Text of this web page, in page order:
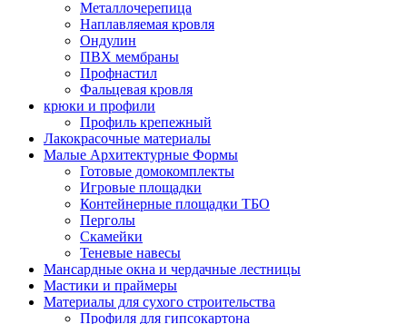
Металлочерепица
Наплавляемая кровля
Ондулин
ПВХ мембраны
Профнастил
Фальцевая кровля
крюки и профили
Профиль крепежный
Лакокрасочные материалы
Малые Архитектурные Формы
Готовые домокомплекты
Игровые площадки
Контейнерные площадки ТБО
Перголы
Скамейки
Теневые навесы
Мансардные окна и чердачные лестницы
Мастики и праймеры
Материалы для сухого строительства
Профиля для гипсокартона